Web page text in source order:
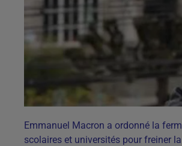
Emmanuel Macron a ordonné la
scolaires et universités pour freiner